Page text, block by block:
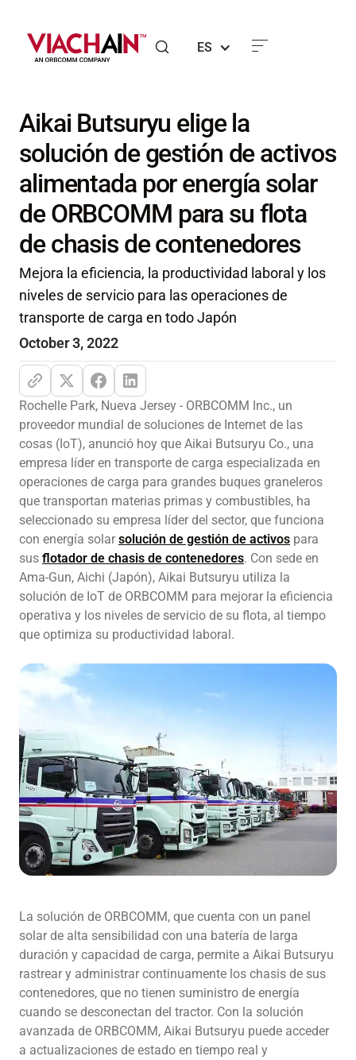
ES
Aikai Butsuryu elige la
solución de gestión de activos
alimentada por energía solar
de ORBCOMM para su flota
de chasis de contenedores
Mejora la eficiencia, la productividad laboral y los
niveles de servicio para las operaciones de
transporte de carga en todo Japón
October 3, 2022
Rochelle Park, Nueva Jersey - ORBCOMM Inc., un
proveedor mundial de soluciones de Internet de las
cosas (IoT), anunció hoy que Aikai Butsuryu Co., una
empresa líder en transporte de carga especializada en
operaciones de carga para grandes buques graneleros
que transportan materias primas y combustibles, ha
seleccionado su empresa líder del sector, que funciona
con energía solarsolución de gestión de activos para
sus flotador de chasis de contenedores. Con sede en
Ama-Gun, Aichi (Japón), Aikai Butsuryu utiliza la
solución de IoT de ORBCOMM para mejorar la eficiencia
operativa y los niveles de servicio de su flota, al tiempo
que optimiza su productividad laboral.
La solución de ORBCOMM, que cuenta con un panel
solar de alta sensibilidad con una batería de larga
duración y capacidad de carga, permite a Aikai Butsuryu
rastrear y administrar continuamente los chasis de sus
contenedores, que no tienen suministro de energía
cuando se desconectan del tractor. Con la solución
avanzada de ORBCOMM, Aikai Butsuryu puede acceder
a actualizaciones de estado en tiempo real y